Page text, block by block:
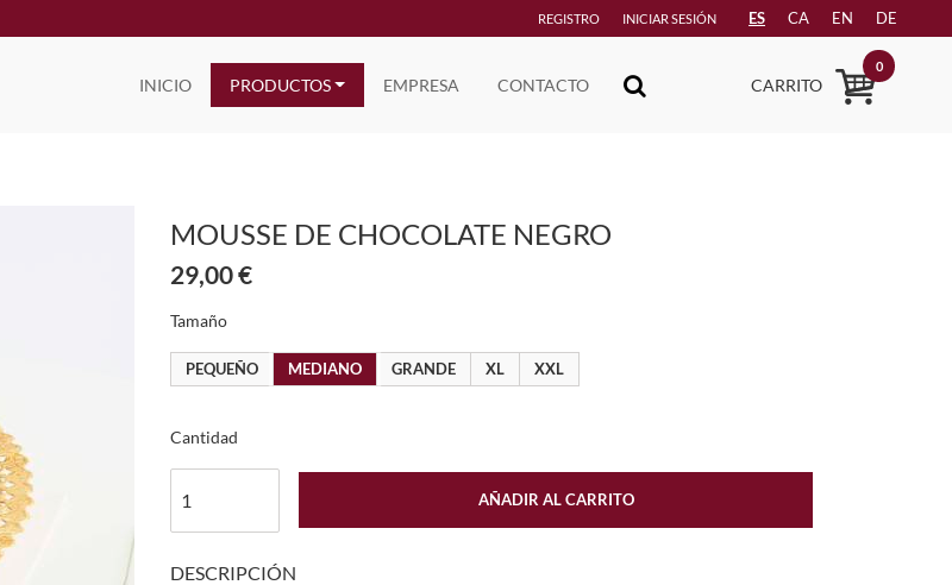
REGISTRO INICIAR SESIÓN ES CA EN DE
INICIO PRODUCTOS EMPRESA CONTACTO CARRITO
0
MOUSSE DE CHOCOLATE NEGRO
29,00 €
Tamaño
PEQUEÑO MEDIANO GRANDE XL XXL
Cantidad
AÑADIR AL CARRITO
DESCRIPCIÓN